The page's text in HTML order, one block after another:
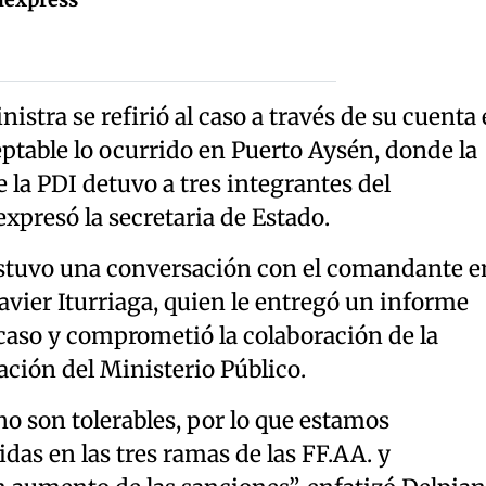
se refirió al caso a través de su cuenta
lo ocurrido en Puerto Aysén, donde la
PDI detuvo a tres integrantes del
la secretaria de Estado.
una conversación con el comandante
Iturriaga, quien le entregó un informe
y comprometió la colaboración de la
del Ministerio Público.
son tolerables, por lo que estamos
en las tres ramas de las FF.AA. y